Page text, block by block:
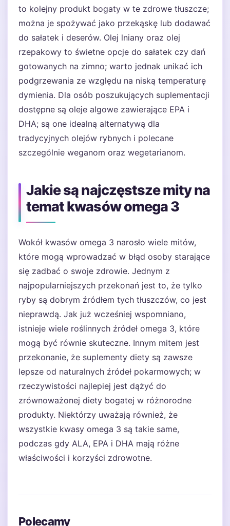
to kolejny produkt bogaty w te zdrowe tłuszcze;
można je spożywać jako przekąskę lub dodawać
do sałatek i deserów. Olej lniany oraz olej
rzepakowy to świetne opcje do sałatek czy dań
gotowanych na zimno; warto jednak unikać ich
podgrzewania ze względu na niską temperaturę
dymienia. Dla osób poszukujących suplementacji
dostępne są oleje algowe zawierające EPA i
DHA; są one idealną alternatywą dla
tradycyjnych olejów rybnych i polecane
szczególnie weganom oraz wegetarianom.
Jakie są najczęstsze mity na
temat kwasów omega 3
Wokół kwasów omega 3 narosło wiele mitów,
które mogą wprowadzać w błąd osoby starające
się zadbać o swoje zdrowie. Jednym z
najpopularniejszych przekonań jest to, że tylko
ryby są dobrym źródłem tych tłuszczów, co jest
nieprawdą. Jak już wcześniej wspomniano,
istnieje wiele roślinnych źródeł omega 3, które
mogą być równie skuteczne. Innym mitem jest
przekonanie, że suplementy diety są zawsze
lepsze od naturalnych źródeł pokarmowych; w
rzeczywistości najlepiej jest dążyć do
zrównoważonej diety bogatej w różnorodne
produkty. Niektórzy uważają również, że
wszystkie kwasy omega 3 są takie same,
podczas gdy ALA, EPA i DHA mają różne
właściwości i korzyści zdrowotne.
Polecamy